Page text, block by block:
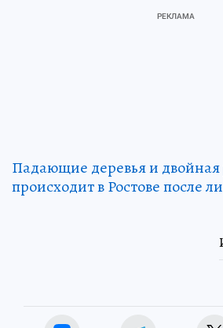
Падающие деревья и двойная
происходит в Ростове после